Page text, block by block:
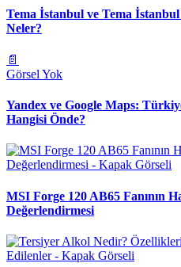
Tema İstanbul ve Tema
Neler?
📄
Görsel Yok
Yandex ve Google Maps:
Hangisi Önde?
MSI Forge 120 AB65 Fanının
Değerlendirmesi